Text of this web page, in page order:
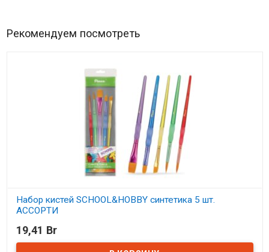
Рекомендуем посмотреть
Набор кистей SCHOOL&HOBBY синтетика 5 шт.
АССОРТИ
В наличии
19,41 Br